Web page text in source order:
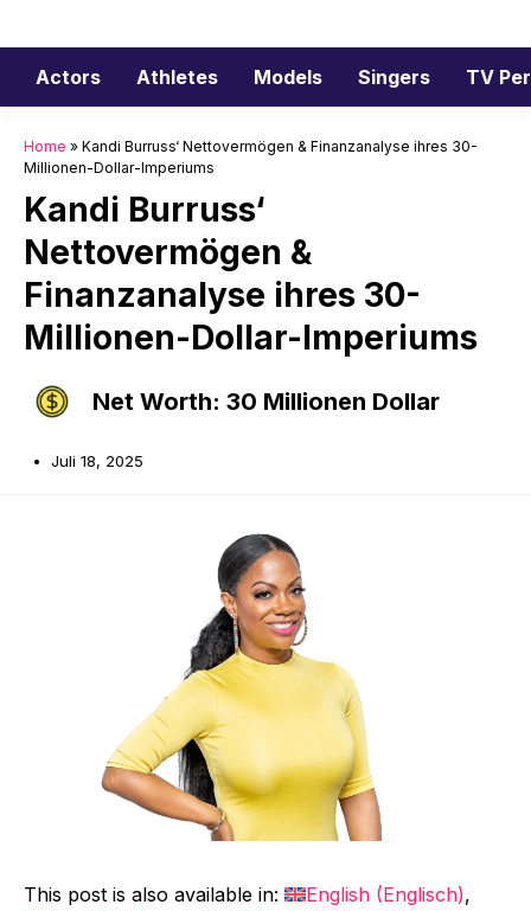
Inhalt
springen
Actors Athletes Models Singers TV
Home » Kandi Burruss‘ Nettovermögen & Finanzanalyse ihres 30-
Millionen-Dollar-Imperiums
Kandi Burruss‘
Nettovermögen &
Finanzanalyse ihres 30-
Millionen-Dollar-Imperiums
Net Worth: 30 Millionen Dollar
Juli 18, 2025
This post is also available in: English (Englisch)